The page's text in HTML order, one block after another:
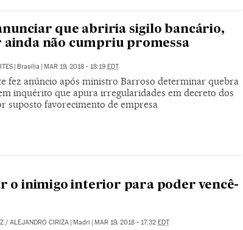
que abriria sigilo bancário,
ainda não cumpriu promessa
Brasília MAR 19, 2018 - 18:19 EDT
fez anúncio após ministro Barroso determinar quebra
inquérito que apura irregularidades em decreto dos
suposto favorecimento de empresa
o inimigo interior para poder vencê-
/ ALEJANDRO CIRIZA | Madri | MAR 19, 2018 - 17:32 EDT